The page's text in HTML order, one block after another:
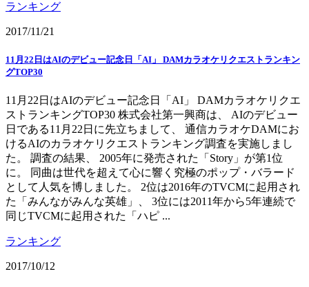
ランキング
2017/11/21
11月22日はAIのデビュー記念日「AI」 DAMカラオケリクエストランキン
グTOP30
11月22日はAIのデビュー記念日「AI」 DAMカラオケリクエ
ストランキングTOP30 株式会社第一興商は、 AIのデビュー
日である11月22日に先立ちまして、 通信カラオケDAMにお
けるAIのカラオケリクエストランキング調査を実施しまし
た。 調査の結果、 2005年に発売された「Story」が第1位
に。 同曲は世代を超えて心に響く究極のポップ・バラード
として人気を博しました。 2位は2016年のTVCMに起用され
た「みんながみんな英雄」、 3位には2011年から5年連続で
同じTVCMに起用された「ハピ ...
ランキング
2017/10/12